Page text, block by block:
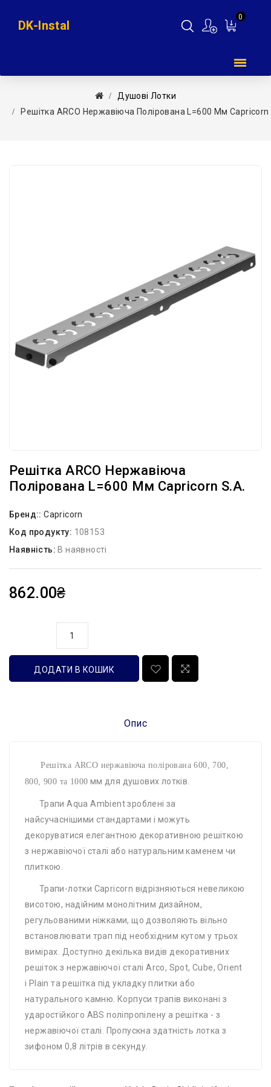
0
DK-Instal
Душові Лотки
Решітка ARCO Нержавіюча Полірована L=600 Мм Capricorn
Решітка ARCO Нержавіюча
Полірована L=600 Мм Capricorn S.A.
Бренд::Capricorn
Код продукту: 108153
Наявність: В наявності
862.00₴
ДОДАТИ В КОШИК
Опис
Решітка ARCO нержавіюча полірована 600, 700,
800, 900 та 1000 мм для душових лотків.
Трапи Aqua Ambient зроблені за
найсучаснішими стандартами і можуть
декоруватися елегантною декоративною решіткою
з нержавіючої сталі або натуральним каменем чи
плиткою.
Трапи-лотки Capricorn відрізняються невеликою
висотою, надійним монолітним дизайном,
регульованими ніжками, що дозволяють вільно
встановлювати трап під необхідним кутом у трьох
вимірах. Доступно декілька видів декоративних
решіток з нержавіючої сталі Arco, Spot, Cube, Orient
і Plain та решітка під укладку плитки або
натурального камню. Корпуси трапів виконані з
ударостійкого ABS поліпропілену а решітка - з
нержавіючої сталі. Пропускна здатність лотка з
зифоном 0,8 літрів в секунду.